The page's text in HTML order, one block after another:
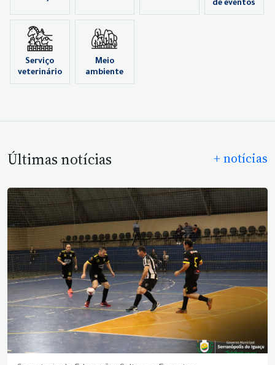
de eventos
Serviço
veterinário
Meio
ambiente
Últimas notícias + notícias